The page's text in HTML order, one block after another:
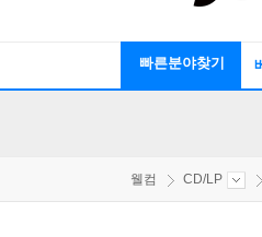
빠른분야찾기
웰컴 CD/LP